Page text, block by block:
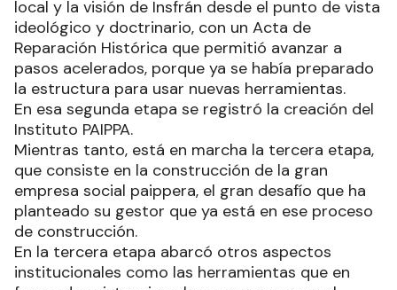
local y la visión de Insfrán desde el punto de vista
ideológico y doctrinario, con un Acta de
Reparación Histórica que permitió avanzar a
pasos acelerados, porque ya se había preparado
la estructura para usar nuevas herramientas.
En esa segunda etapa se registró la creación del
Instituto PAIPPA.
Mientras tanto, está en marcha la tercera etapa,
que consiste en la construcción de la gran
empresa social paippera, el gran desafío que ha
planteado su gestor que ya está en ese proceso
de construcción.
En la tercera etapa abarcó otros aspectos
institucionales como las herramientas que en